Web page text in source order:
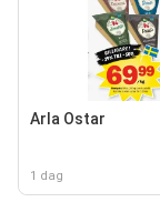
Arla Ostar
1 dag